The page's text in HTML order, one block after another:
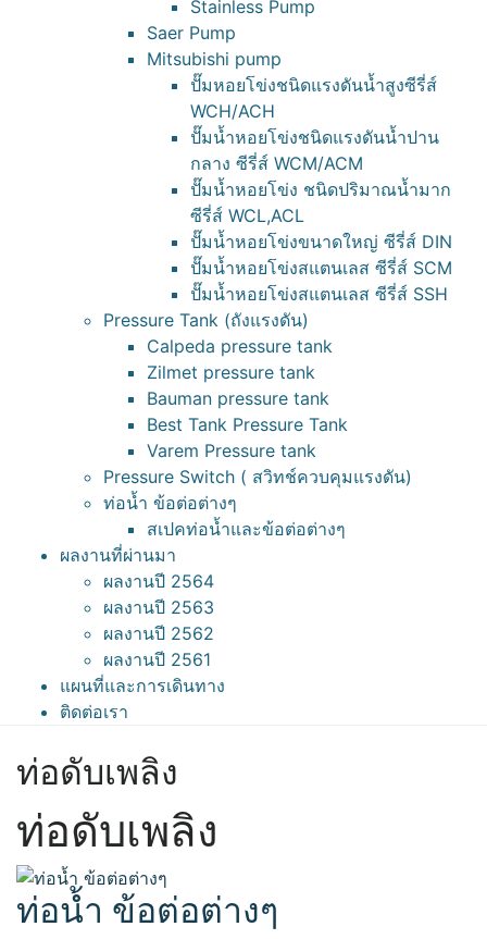
Stainless Pump
Saer Pump
Mitsubishi pump
ปั๊มหอยโข่งชนิดแรงดันน้ำสูงซีรี่ส์
WCH/ACH
ปั๊มน้ำหอยโข่งชนิดแรงดันน้ำปาน
กลาง ซีรี่ส์ WCM/ACM
ปั๊มน้ำหอยโข่ง ชนิดปริมาณน้ำมาก
ซีรี่ส์ WCL,ACL
ปั๊มน้ำหอยโข่งขนาดใหญ่ ซีรี่ส์ DIN
ปั๊มน้ำหอยโข่งสแตนเลส ซีรี่ส์ SCM
ปั๊มน้ำหอยโข่งสแตนเลส ซีรี่ส์ SSH
Pressure Tank (ถังแรงดัน)
Calpeda pressure tank
Zilmet pressure tank
Bauman pressure tank
Best Tank Pressure Tank
Varem Pressure tank
Pressure Switch ( สวิทช์ควบคุมแรงดัน)
ท่อน้ำ ข้อต่อต่างๆ
สเปคท่อน้ำและข้อต่อต่างๆ
ผลงานที่ผ่านมา
ผลงานปี 2564
ผลงานปี 2563
ผลงานปี 2562
ผลงานปี 2561
แผนที่และการเดินทาง
ติดต่อเรา
ท่อดับเพลิง
ท่อดับเพลิง
ท่อน้ำ ข้อต่อต่างๆ